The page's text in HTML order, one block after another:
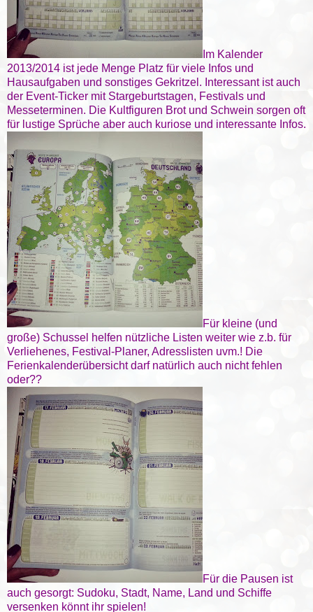
Im Kalender
2013/2014 ist jede Menge Platz für viele Infos und
Hausaufgaben und sonstiges Gekritzel. Interessant ist auch
der Event-Ticker mit Stargeburtstagen, Festivals und
Messeterminen. Die Kultfiguren Brot und Schwein sorgen oft
für lustige Sprüche aber auch kuriose und interessante Infos.
Für kleine (und
große) Schussel helfen nützliche Listen weiter wie z.b. für
Verliehenes, Festival-Planer, Adresslisten uvm.! Die
Ferienkalenderübersicht darf natürlich auch nicht fehlen
oder??
Für die Pausen ist
auch gesorgt: Sudoku, Stadt, Name, Land und Schiffe
versenken könnt ihr spielen!